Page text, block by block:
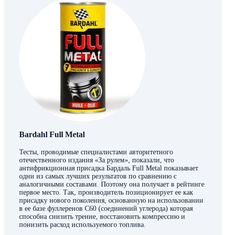
Bardahl Full Metal
Тесты, проводимые специалистами авторитетного
отечественного издания «За рулем», показали, что
антифрикционная присадка Бардаль Full Metal показывает
одни из самых лучших результатов по сравнению с
аналогичными составами. Поэтому она получает в рейтинге
первое место. Так, производитель позиционирует ее как
присадку нового поколения, основанную на использовании
в ее базе фуллеренов С60 (соединений углерода) которая
способна снизить трение, восстановить компрессию и
понизить расход используемого топлива.